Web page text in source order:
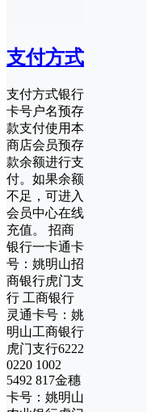
支付方式
支付方式银行
卡号户名预存
款支付使用本
商店会员预存
款余额进行支
付。如果余额
不足，可进入
会员中心在线
充值。 招商
银行一卡通卡
号：姚明山招
商银行虎门支
行 工商银行
灵通卡号：姚
明山工商银行
虎门支行6222
0220 1002
5492 817金穗
卡号：姚明山